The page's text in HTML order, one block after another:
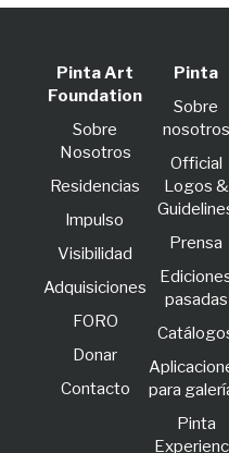
Pinta Art
Foundation
Sobre
Nosotros
Residencias
lmpulso
Visibilidad
Adquisiciones
FORO
Donar
Contacto
Pinta
Sobre
nosotros
Official
Logos &
Prensa
pasadas
para
Pinta